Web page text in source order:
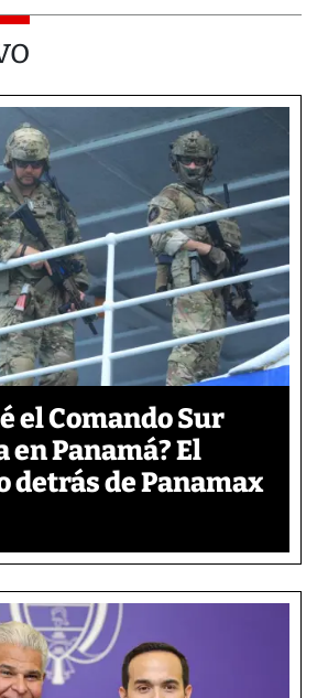
el Comando Sur
Panamá? El
detrás de Panamax